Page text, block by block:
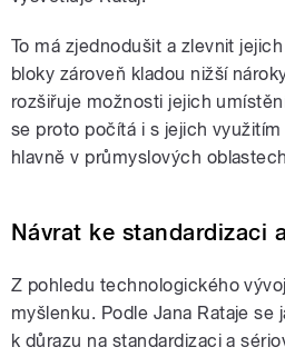
To má zjednodušit a zlevnit
bloky zároveň kladou nižší
rozšiřuje možnosti jejich
se proto počítá i s jejich
hlavně v průmyslových
Návrat ke standardizaci
Z pohledu technologického
myšlenku. Podle Jana Rataje se
k důrazu na standardizaci a